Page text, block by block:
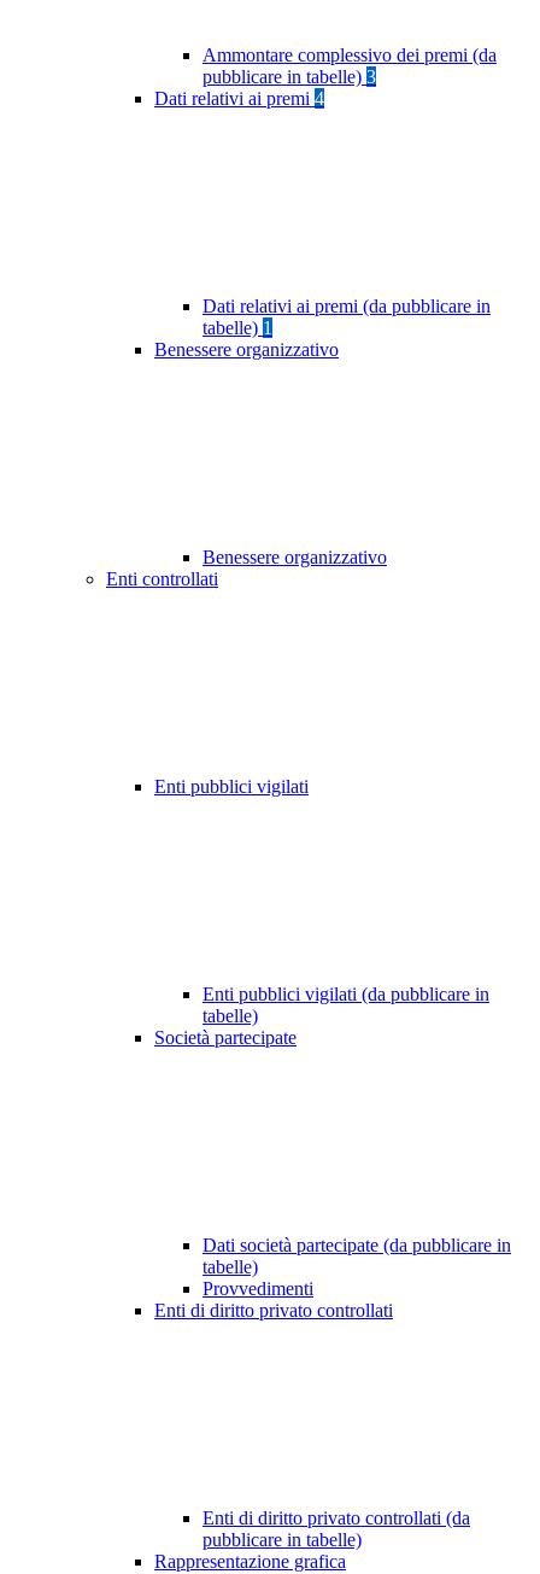
Ammontare complessivo dei premi (da
pubblicare in tabelle) 3
Dati relativi ai premi 4
Dati relativi ai premi (da pubblicare in
tabelle) 1
Benessere organizzativo
Benessere organizzativo
Enti controllati
Enti pubblici vigilati
Enti pubblici vigilati (da pubblicare in
tabelle)
Società partecipate
Dati società partecipate (da pubblicare in
tabelle)
Provvedimenti
Enti di diritto privato controllati
Enti di diritto privato controllati (da
pubblicare in tabelle)
Rappresentazione grafica